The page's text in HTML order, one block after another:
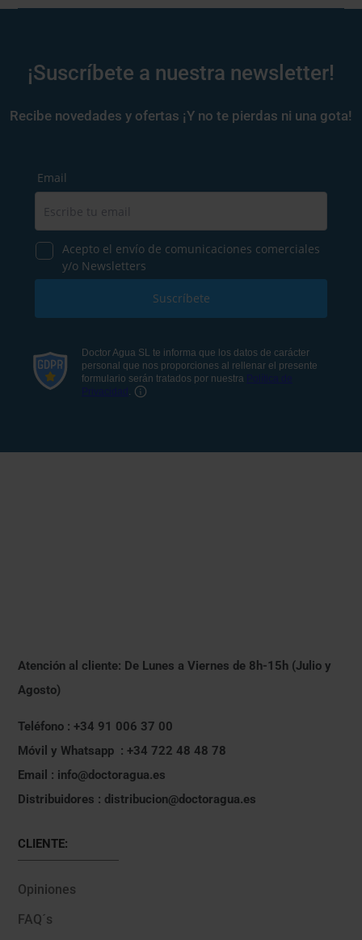
¡Suscríbete a nuestra newsletter!
Recibe novedades y ofertas ¡Y no te pierdas ni una gota!
Atención al cliente: De Lunes a Viernes de 8h-15h (Julio y
Agosto)
Teléfono : +34 91 006 37 00
Móvil y Whatsapp : +34 722 48 48 78
Email : info@doctoragua.es
Distribuidores : distribucion@doctoragua.es
CLIENTE:
Opiniones
FAQ´s